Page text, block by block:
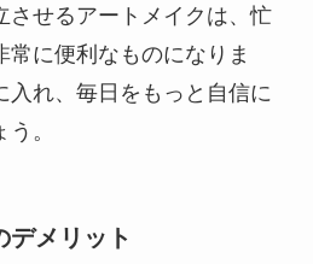
させるアートメイクは、忙
常に便利なものになりま
入れ、毎日をもっと自信に
。
デメリット